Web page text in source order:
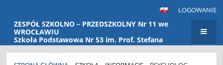
LOGOWANIE
ZESPÓŁ SZKOLNO – PRZEDSZKOLNY Nr 11 we
WROCŁAWIU
Szkoła Podstawowa Nr 53 im. Prof. Stefana
Banacha Przedszkole Nr 115